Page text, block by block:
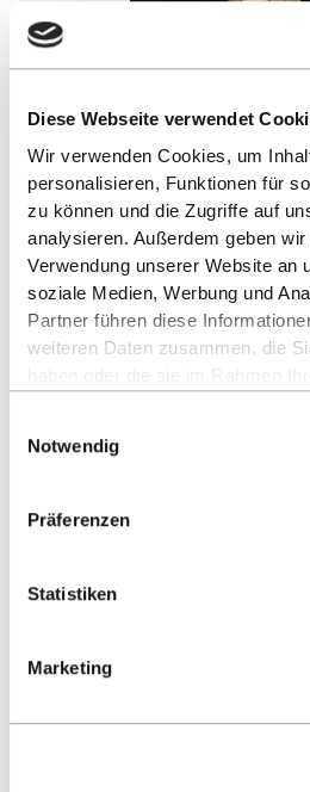
Diese Webseite verwendet
Wir verwenden Cookies, um
personalisieren, Funktionen für
zu können und die Zugriffe auf
analysieren. Außerdem geben
Verwendung unserer Website an
soziale Medien, Werbung und
Partner führen diese
weiteren Daten zusammen, die
Alles zum Thema Cookies und
Datenverarbeitung entnehmen Sie
Notwendig
Präferenzen
Statistiken
Marketing
Ihre persönliche
Koordinatorin ist